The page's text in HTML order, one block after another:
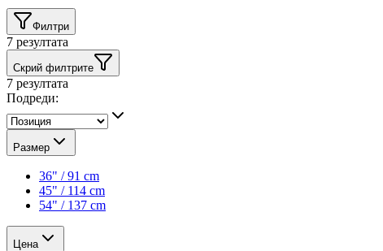
Филтри
7 резултата
Скрий филтрите
7 резултата
Подреди:
Размер
36" / 91 cm
45" / 114 cm
54" / 137 cm
Цена